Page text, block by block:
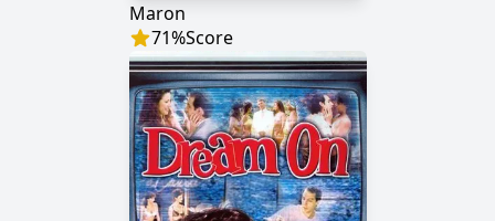
Maron
71%Score